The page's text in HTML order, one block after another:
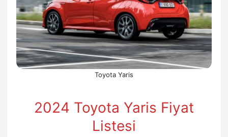
Toyota Yaris
2024 Toyota Yaris Fiyat
Listesi